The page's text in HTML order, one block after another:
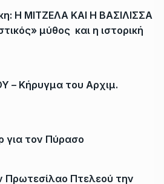
Η ΜΙΤΖΕΛΑ ΚΑΙ Η ΒΑΣΙΛΙΣΣΑ
μύθος και η ιστορική
– Κήρυγμα του Αρχιμ.
για τον Πύρασο
Πρωτεσίλαο Πτελεού την